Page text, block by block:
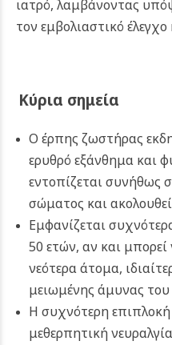
ιατρό, λαμβάνοντας
τον εμβολιαστικό
Κύρια σημεία
Ο έρπης ζωστήρας
ερυθρό εξάνθημα και
εντοπίζεται συνήθως
σώματος και
Εμφανίζεται
50 ετών, αν και
νεότερα άτομα,
μειωμένης άμυνας του
Η συχνότερη
μεθερπητική